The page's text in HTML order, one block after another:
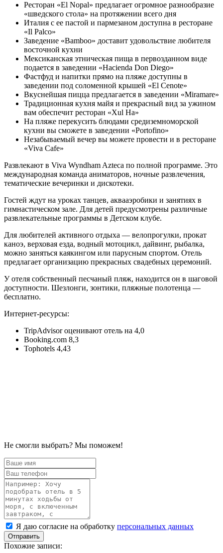
Ресторан «El Nopal» предлагает огромное разнообразие
«шведского стола» на протяжении всего дня
Италия с ее пастой и пармезаном доступна в ресторане
«Il Palco»
Заведение «Bamboo» доставит удовольствие любителя
восточной кухни
Мексиканская этническая пища в первозданном виде
подается в заведении «Hacienda Don Diego»
Фастфуд и напитки прямо на пляже доступны в
заведении под соломенной крышей «El Cenote»
Вкуснейшая пицца предлагается в заведении «Miramare»
Традиционная кухня майя и прекрасный вид за ужином
вам обеспечит ресторан «Xul Ha»
На пляже перекусить блюдами средиземноморской
кухни вы сможете в заведении «Portofino»
Незабываемый вечер вы можете провести и в ресторане
«Viva Cafe»
Развлекают в Viva Wyndham Azteca по полной программе. Это
международная команда аниматоров, ночные развлечения,
тематические вечеринки и дискотеки.
Гостей ждут на уроках танцев, аквааэробики и занятиях в
гимнастическом зале. Для детей предусмотрены различные
развлекательные программы в Детском клубе.
Для любителей активного отдыха — велопрогулки, прокат
каноэ, верховая езда, водный мотоцикл, дайвинг, рыбалка,
можно заняться каякингом или парусным спортом. Отель
предлагает организацию прекрасных свадебных церемоний.
У отеля собственный песчаный пляж, находится он в шаговой
доступности. Шезлонги, зонтики, пляжные полотенца —
бесплатно.
Интернет-ресурсы:
TripAdvisor оценивают отель на 4,0
Booking.com 8,3
Tophotels 4,43
Не смогли выбрать? Мы поможем!
Ваше
имя
Ваш
телефон
Комментарий
Я
даю
согласие
Я даю согласие на обработку персональных данных
Похожие записи: